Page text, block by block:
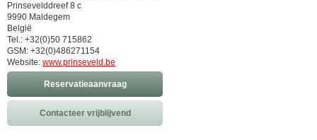
Prinsevelddreef 8 c
9990 Maldegem
België
Tel.: +32(0)50 715862
GSM: +32(0)486271154
Website: www.prinseveld.be
Reservatieaanvraag
Contacteer vrijblijvend